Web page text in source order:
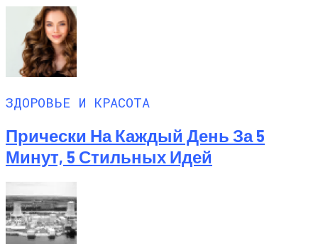
ЗДОРОВЬЕ И КРАСОТА
Прически На Каждый День За 5
Минут, 5 Стильных Идей